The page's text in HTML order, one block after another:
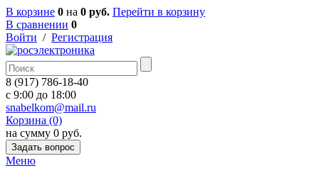
В корзине 0 на 0 руб. Перейти в корзину
В сравнении 0
Войти / Регистрация
8 (917) 786-18-40
c 9:00 до 18:00
snabelkom@mail.ru
Корзина (0)
на сумму 0 руб.
Задать вопрос
Меню